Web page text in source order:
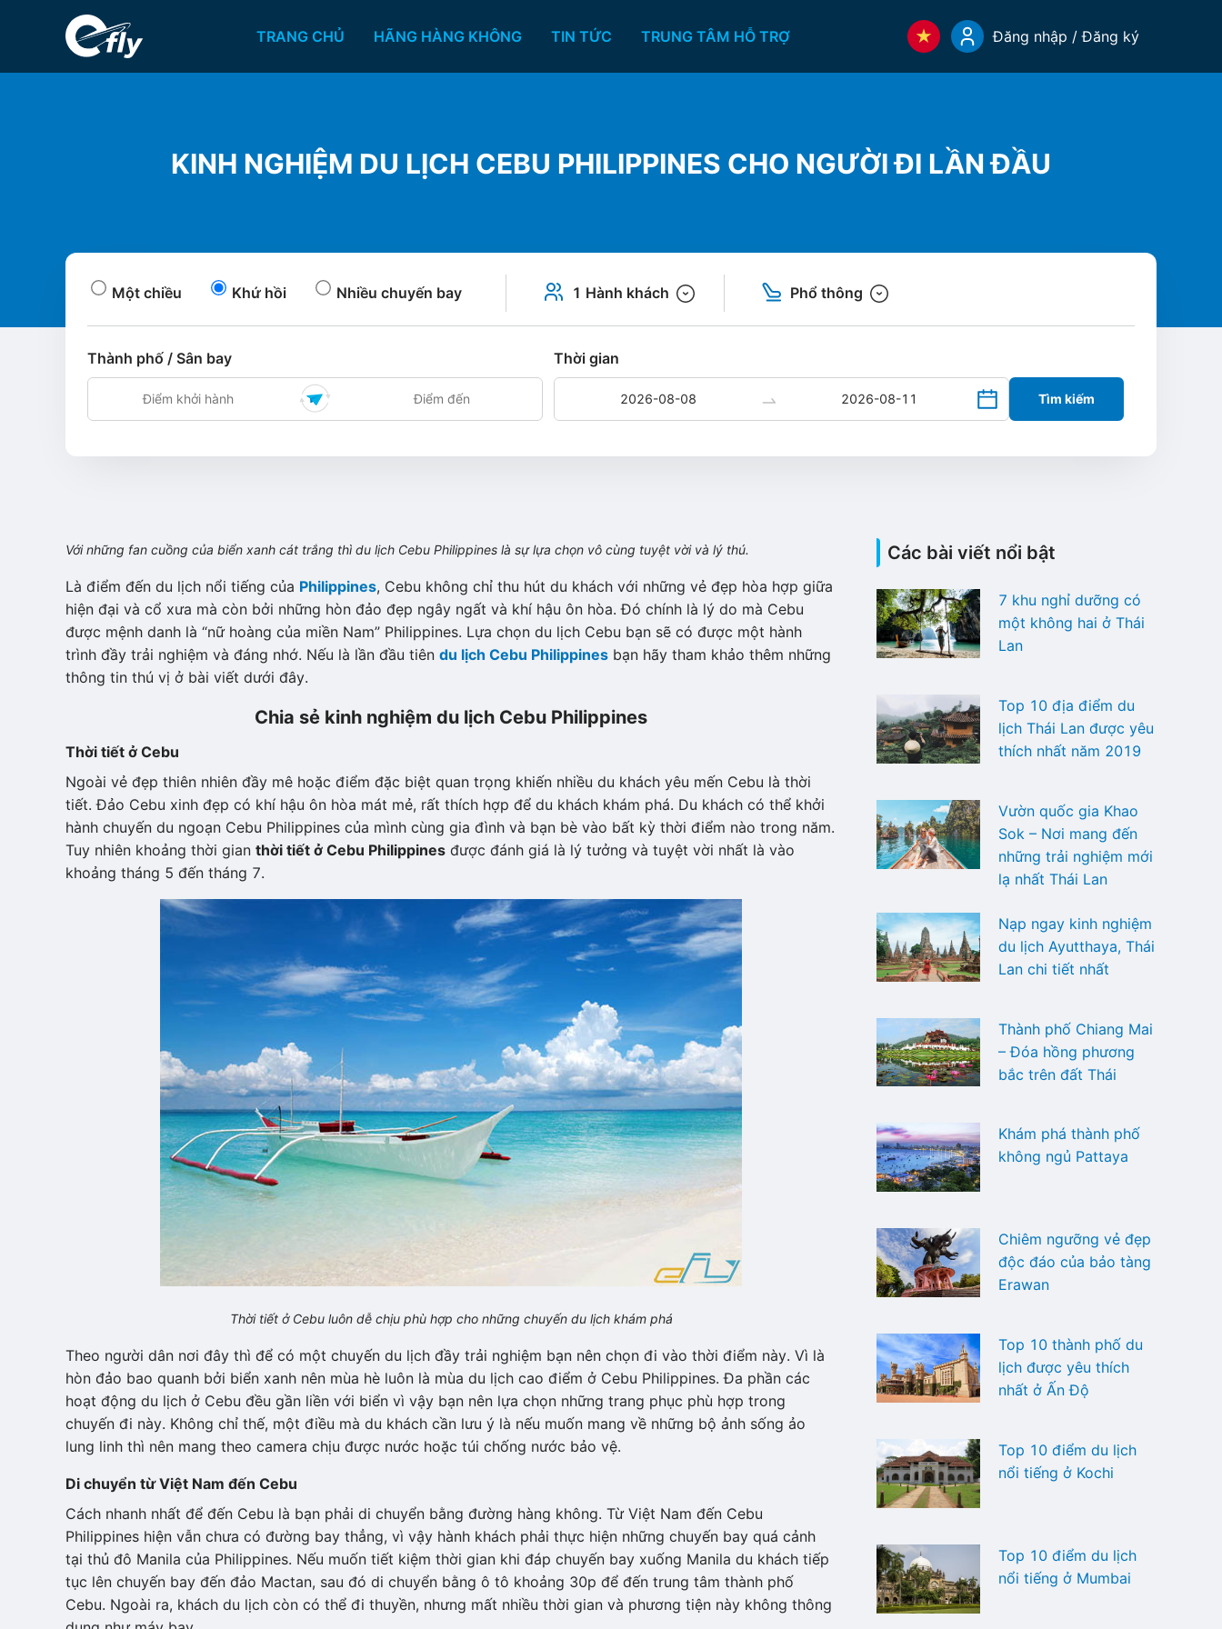
TRANG CHỦ HÃNG HÀNG KHÔNG TIN TỨC TRUNG TÂM HỖ TRỢ Đăng nhập / Đăng ký
KINH NGHIỆM DU LỊCH CEBU PHILIPPINES CHO NGƯỜI ĐI LẦN ĐẦU
Một chiều Khứ hồi Nhiều chuyến bay 1 Hành khách Phổ thông
Thành phố / Sân bay Thời gian
Tìm kiếm
Với những fan cuồng của biển xanh cát trắng thì du lịch Cebu Philippines là sự lựa chọn vô cùng tuyệt vời và lý thú.
Là điểm đến du lịch nổi tiếng của Philippines, Cebu không chỉ thu hút du khách với những vẻ đẹp hòa hợp giữa
hiện đại và cổ xưa mà còn bởi những hòn đảo đẹp ngây ngất và khí hậu ôn hòa. Đó chính là lý do mà Cebu
được mệnh danh là “nữ hoàng của miền Nam” Philippines. Lựa chọn du lịch Cebu bạn sẽ có được một hành
trình đầy trải nghiệm và đáng nhớ. Nếu là lần đầu tiên du lịch Cebu Philippines bạn hãy tham khảo thêm những
thông tin thú vị ở bài viết dưới đây.
Chia sẻ kinh nghiệm du lịch Cebu Philippines
Thời tiết ở Cebu
Ngoài vẻ đẹp thiên nhiên đầy mê hoặc điểm đặc biệt quan trọng khiến nhiều du khách yêu mến Cebu là thời
tiết. Đảo Cebu xinh đẹp có khí hậu ôn hòa mát mẻ, rất thích hợp để du khách khám phá. Du khách có thể khởi
hành chuyến du ngoạn Cebu Philippines của mình cùng gia đình và bạn bè vào bất kỳ thời điểm nào trong năm.
Tuy nhiên khoảng thời gian thời tiết ở Cebu Philippines được đánh giá là lý tưởng và tuyệt vời nhất là vào
khoảng tháng 5 đến tháng 7.
Thời tiết ở Cebu luôn dễ chịu phù hợp cho những chuyến du lịch khám phá
Theo người dân nơi đây thì để có một chuyến du lịch đầy trải nghiệm bạn nên chọn đi vào thời điểm này. Vì là
hòn đảo bao quanh bởi biển xanh nên mùa hè luôn là mùa du lịch cao điểm ở Cebu Philippines. Đa phần các
hoạt động du lịch ở Cebu đều gần liền với biển vì vậy bạn nên lựa chọn những trang phục phù hợp trong
chuyến đi này. Không chỉ thế, một điều mà du khách cần lưu ý là nếu muốn mang về những bộ ảnh sống ảo
lung linh thì nên mang theo camera chịu được nước hoặc túi chống nước bảo vệ.
Di chuyển từ Việt Nam đến Cebu
Cách nhanh nhất để đến Cebu là bạn phải di chuyển bằng đường hàng không. Từ Việt Nam đến Cebu
Philippines hiện vẫn chưa có đường bay thẳng, vì vậy hành khách phải thực hiện những chuyến bay quá cảnh
tại thủ đô Manila của Philippines. Nếu muốn tiết kiệm thời gian khi đáp chuyến bay xuống Manila du khách tiếp
tục lên chuyến bay đến đảo Mactan, sau đó di chuyển bằng ô tô khoảng 30p để đến trung tâm thành phố
Cebu. Ngoài ra, khách du lịch còn có thể đi thuyền, nhưng mất nhiều thời gian và phương tiện này không thông
Các bài viết nổi bật
7 khu nghỉ dưỡng có
một không hai ở Thái
Lan
Top 10 địa điểm du
lịch Thái Lan được yêu
thích nhất năm 2019
Vườn quốc gia Khao
Sok – Nơi mang đến
những trải nghiệm mới
lạ nhất Thái Lan
Nạp ngay kinh nghiệm
du lịch Ayutthaya, Thái
Lan chi tiết nhất
Thành phố Chiang Mai
– Đóa hồng phương
bắc trên đất Thái
Khám phá thành phố
không ngủ Pattaya
Chiêm ngưỡng vẻ đẹp
độc đáo của bảo tàng
Erawan
Top 10 thành phố du
lịch được yêu thích
nhất ở Ấn Độ
Top 10 điểm du lịch
nổi tiếng ở Kochi
Top 10 điểm du lịch
nổi tiếng ở Mumbai